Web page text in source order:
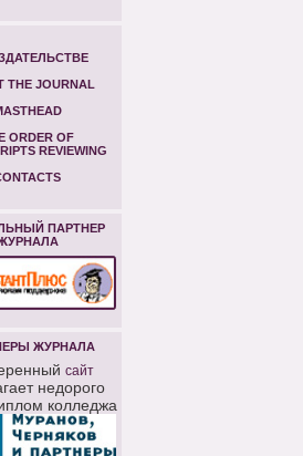
THE JOURNAL
ORDER OF
REVIEWING
ПАРТНЕР
ЖУРНАЛА
сайт
недорого
колледжа